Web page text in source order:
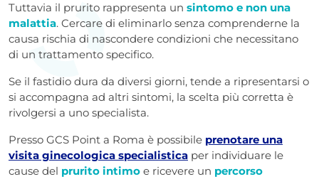
Tuttavia il prurito rappresenta un sintomo e non una
malattia. Cercare di eliminarlo senza comprenderne la
causa rischia di nascondere condizioni che necessitano
di un trattamento specifico.
Se il fastidio dura da diversi giorni, tende a ripresentarsi o
si accompagna ad altri sintomi, la scelta più corretta è
rivolgersi a uno specialista.
Presso GCS Point a Roma è possibile prenotare una
visita ginecologica specialistica per individuare le
cause del prurito intimo e ricevere un percorso